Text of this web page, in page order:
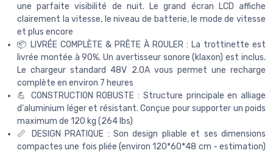
une parfaite visibilité de nuit. Le grand écran LCD affiche
clairement la vitesse, le niveau de batterie, le mode de vitesse
et plus encore
📦 LIVRÉE COMPLÈTE & PRÊTE À ROULER : La trottinette est
livrée montée à 90%. Un avertisseur sonore (klaxon) est inclus.
Le chargeur standard 48V 2.0A vous permet une recharge
complète en environ 7 heures
💪 CONSTRUCTION ROBUSTE : Structure principale en alliage
d'aluminium léger et résistant. Conçue pour supporter un poids
maximum de 120 kg (264 lbs)
📏 DESIGN PRATIQUE : Son design pliable et ses dimensions
compactes une fois pliée (environ 120*60*48 cm - estimation)